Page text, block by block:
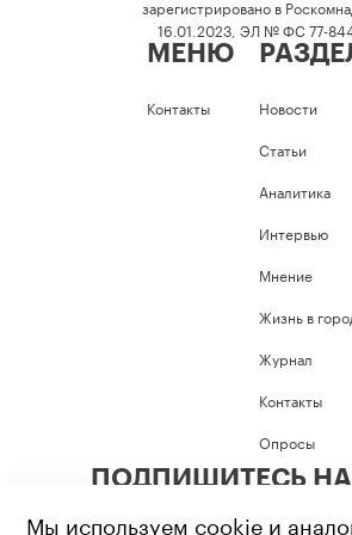
зарегистрировано в
16.01.2023, ЭЛ № ФС 77-
МЕНЮ
Контакты
Новости
Статьи
Аналитика
Интервью
Мнение
Жизнь в
Журнал
Контакты
Опросы
ПОДПИШИТЕСЬ
Мы используем cookie и